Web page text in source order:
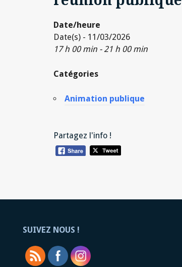
Date/heure
Date(s) - 11/03/2026
17 h 00 min - 21 h 00 min
Catégories
Animation publique
Partagez l'info !
SUIVEZ NOUS !